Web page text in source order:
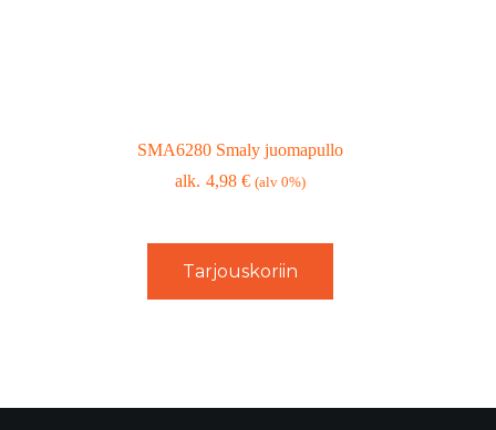
SMA6280 Smaly juomapullo
4,98€ (alv 0%)
Tarjouskoriin